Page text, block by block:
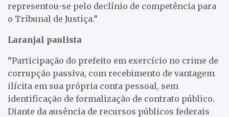
representou-se pelo declínio de competência para
o Tribunal de Justiça.”
Laranjal paulista
“Participação do prefeito em exercício no crime de
corrupção passiva, com recebimento de vantagem
ilícita em sua própria conta pessoal, sem
identificação de formalização de contrato público.
Diante da ausência de recursos públicos federais